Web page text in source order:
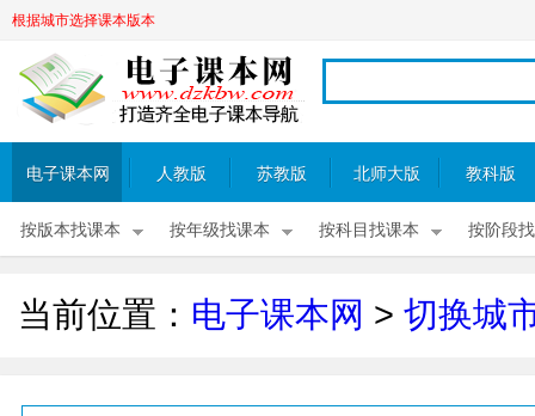
根据城市选择课本版本
电子课本网 人教版 苏教版 北师大版 教科版
按版本找课本 按年级找课本 按科目找课本 按阶段
当前位置： 电子课本网 > 切换城